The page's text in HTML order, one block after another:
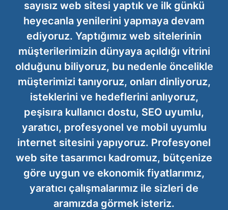
sayısız web sitesi yaptık ve ilk günkü
heyecanla yenilerini yapmaya devam
ediyoruz. Yaptığımız web sitelerinin
müşterilerimizin dünyaya açıldığı vitrini
olduğunu biliyoruz, bu nedenle öncelikle
müşterimizi tanıyoruz, onları dinliyoruz,
isteklerini ve hedeflerini anlıyoruz,
peşisıra kullanıcı dostu, SEO uyumlu,
yaratıcı, profesyonel ve mobil uyumlu
internet sitesini yapıyoruz. Profesyonel
web site tasarımcı kadromuz, bütçenize
göre uygun ve ekonomik fiyatlarımız,
yaratıcı çalışmalarımız ile sizleri de
aramızda görmek isteriz.